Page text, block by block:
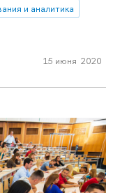
и аналитика
15 июня 2020